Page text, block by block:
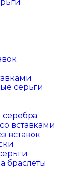
серьги
вставками
вставок
браслеты